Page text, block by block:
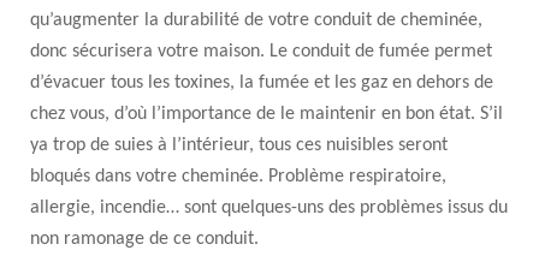
qu’augmenter la durabilité de votre conduit de cheminée,
donc sécurisera votre maison. Le conduit de fumée permet
d’évacuer tous les toxines, la fumée et les gaz en dehors de
chez vous, d’où l’importance de le maintenir en bon état. S’il
ya trop de suies à l’intérieur, tous ces nuisibles seront
bloqués dans votre cheminée. Problème respiratoire,
allergie, incendie… sont quelques-uns des problèmes issus du
non ramonage de ce conduit.